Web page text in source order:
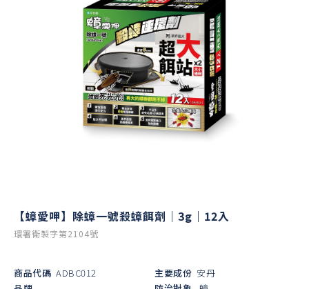
【蟑愛呷】除蟑一號殺蟑餌劑｜3g｜12入
環署衛製字第2104號
商品代碼 ADBC012
主要成份 安丹